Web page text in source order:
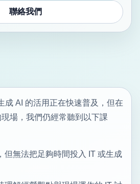
聯絡我們
成 AI 的活用正在快速普及，但在
場，我們仍經常聽到以下課
但無法把足夠時間投入 IT 或生成